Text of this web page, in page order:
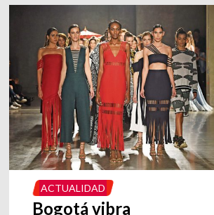
ACTUALIDAD
Bogotá vibra